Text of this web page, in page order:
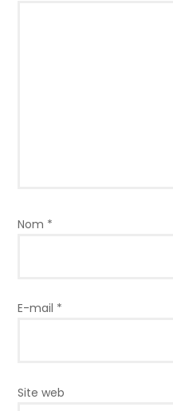
Nom *
E-mail *
Site web